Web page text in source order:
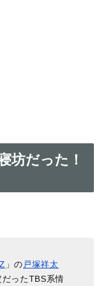
坊だった！
」の 戸塚祥太
だったTBS系情